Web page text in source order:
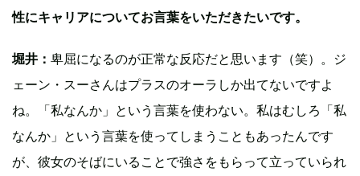
性にキャリアについてお言葉をいただきたいです。
堀井： 卑屈になるのが正常な反応だと思います（笑）。ジ
ェーン・スーさんはプラスのオーラしか出てないですよ
ね。「私なんか」という言葉を使わない。私はむしろ「私
なんか」という言葉を使ってしまうこともあったんです
が、彼女のそばにいることで強さをもらって立っていられ